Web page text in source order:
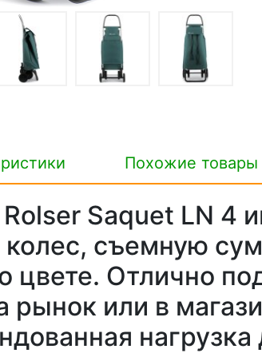
Похожие товары
Saquet LN 4
съемную
цвете. Отлично
рынок или в
нагрузка